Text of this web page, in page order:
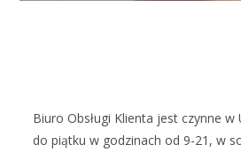
Biuro Obsługi Klienta jest czynne w
do piątku w godzinach od 9-21, w